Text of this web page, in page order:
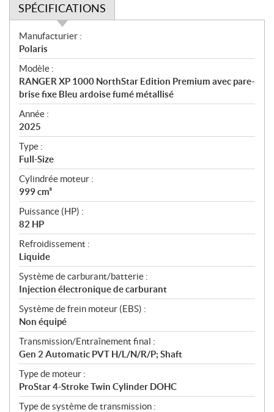
SPÉCIFICATIONS
S
p
é
c
i
f
i
c
a
t
i
o
n
s
Manufacturier :
Polaris
Modèle :
RANGER XP 1000 NorthStar Edition Premium avec pare-
brise fixe Bleu ardoise fumé métallisé
Année :
2025
Type :
Full-Size
Cylindrée moteur :
999 cm³
Puissance (HP) :
82 HP
Refroidissement :
Liquide
Système de carburant/batterie :
Injection électronique de carburant
Système de frein moteur (EBS) :
Non équipé
Transmission/Entraînement final :
Gen 2 Automatic PVT H/L/N/R/P; Shaft
Type de moteur :
ProStar 4-Stroke Twin Cylinder DOHC
Type de système de transmission :